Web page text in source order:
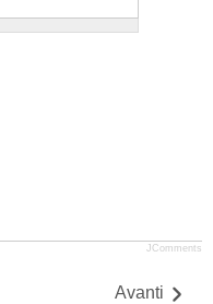
JComments
Avanti